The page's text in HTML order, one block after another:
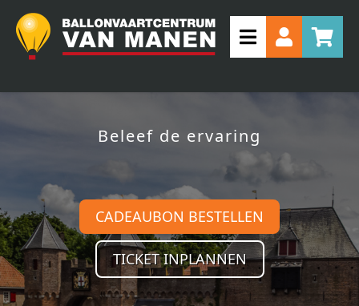
Beleef de ervaring
CADEAUBON BESTELLEN
TICKET INPLANNEN